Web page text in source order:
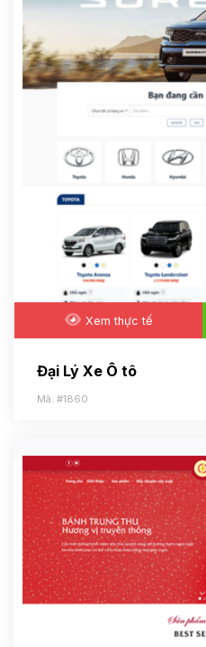
Xem thực tế
Đại Lý Xe Ô tô
Mã: #1860